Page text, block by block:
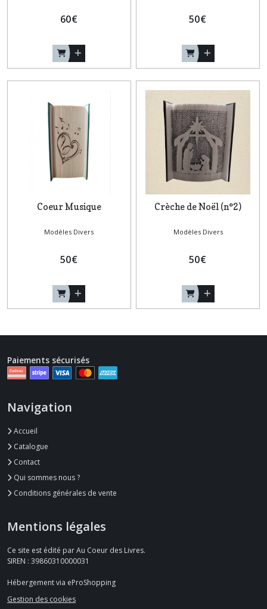
60€ 50€
Coeur Musique
Modèles Divers
50€
Crèche de Noël (n°2)
Modèles Divers
50€
Paiements sécurisés
Navigation
Accueil
Catalogue
Contact
Qui sommes nous ?
Conditions générales de vente
Mentions légales
Ce site est édité par Au Coeur des Livres.
SIREN : 39860310000031
Hébergement via eProShopping
Gestion des cookies